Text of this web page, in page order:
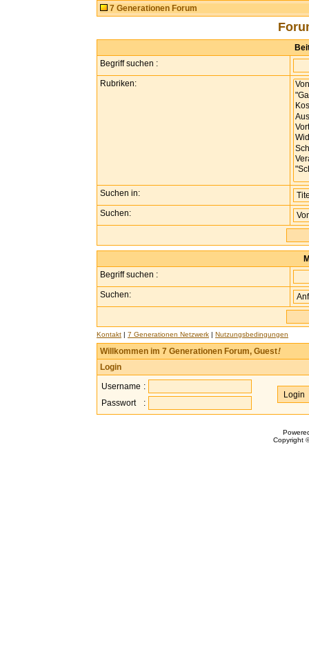
7 Generationen Forum
Begriff suchen :
Rubriken:
Suchen in:
Suchen:
Begriff suchen :
Suchen:
Kontakt | 7 Generationen Netzwerk | Nutzungsbedingungen
Willkommen im 7 Generationen Forum, Guest!
Login
Username :
Passwort
:
Copyright